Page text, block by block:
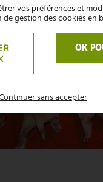
vos préférences et
gestion des cookies en
OK
sans accepter